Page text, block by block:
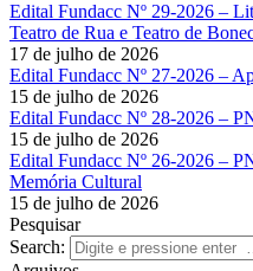
Edital Fundacc Nº 29-2026 –
Teatro de Rua e Teatro de
17 de julho de 2026
Edital Fundacc Nº 27-2026 –
15 de julho de 2026
Edital Fundacc Nº 28-2026 –
15 de julho de 2026
Edital Fundacc Nº 26-2026 –
Memória Cultural
15 de julho de 2026
Pesquisar
Search: